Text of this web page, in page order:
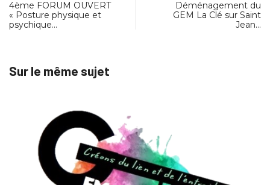
4ème FORUM OUVERT
« Posture physique et
psychique…
Déménagement du
GEM La Clé sur Saint
Jean…
Sur le même sujet